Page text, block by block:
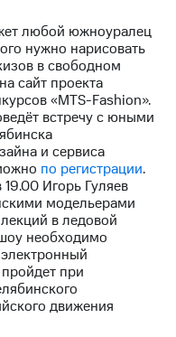
любой южноуралец
нужно нарисовать
в свободном
сайт проекта
«MTS-Fashion».
встречу с юными
и сервиса
по регистрации.
Игорь Гуляев
модельерами
в ледовой
необходимо
при
движения